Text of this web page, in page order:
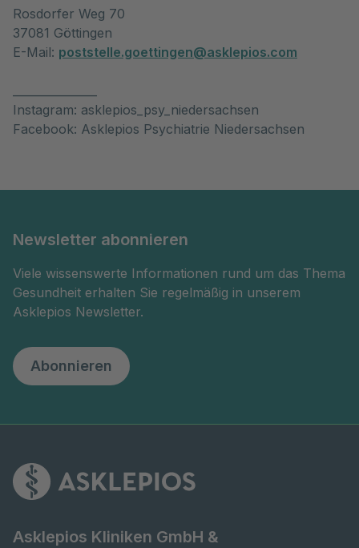
Rosdorfer Weg 70
37081 Göttingen
E-Mail: poststelle.goettingen@asklepios.com
Instagram: asklepios_psy_niedersachsen
Facebook: Asklepios Psychiatrie Niedersachsen
Newsletter abonnieren
Viele wissenswerte Informationen rund um das Thema
Gesundheit erhalten Sie regelmäßig in unserem
Asklepios Newsletter.
Abonnieren
Asklepios Kliniken GmbH &